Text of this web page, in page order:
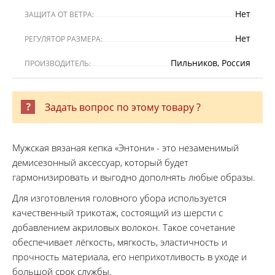
ЗАЩИТА ОТ ВЕТРА: Нет
РЕГУЛЯТОР РАЗМЕРА: Нет
ПРОИЗВОДИТЕЛЬ: Пильников, Россия
Задать вопрос по этому товару ?
Мужская вязаная кепка «Энтони» - это незаменимый
демисезонный аксессуар, который будет
гармонизировать и выгодно дополнять любые образы.
Для изготовления головного убора используется
качественный трикотаж, состоящий из шерсти с
добавлением акриловых волокон. Такое сочетание
обеспечивает лёгкость, мягкость, эластичность и
прочность материала, его неприхотливость в уходе и
большой срок службы.